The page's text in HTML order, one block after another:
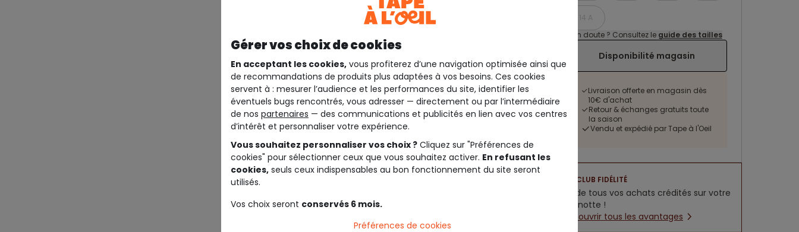
14 A
Un doute ? Consultez le guide des tailles
Disponibilité magasin
Livraison offerte en magasin dès
10€ d'achat
Retour & échanges gratuits toute
la saison
Vendu et expédié par Tape à l'Oeil
CLUB FIDÉLITÉ
5% de tous vos achats crédités sur votre
cagnotte !
Découvrir tous les avantages
Gérer vos choix de cookies
En acceptant les cookies, vous profiterez d’une navigation optimisée ainsi que
de recommandations de produits plus adaptées à vos besoins. Ces cookies
servent à : mesurer l’audience et les performances du site, identifier les
éventuels bugs rencontrés, vous adresser — directement ou par l’intermédiaire
de nos partenaires — des communications et publicités en lien avec vos centres
d’intérêt et personnaliser votre expérience.
Vous souhaitez personnaliser vos choix ? Cliquez sur "Préférences de
cookies" pour sélectionner ceux que vous souhaitez activer. En refusant les
cookies, seuls ceux indispensables au bon fonctionnement du site seront
utilisés.
Vos choix seront conservés 6 mois.
Préférences de cookies